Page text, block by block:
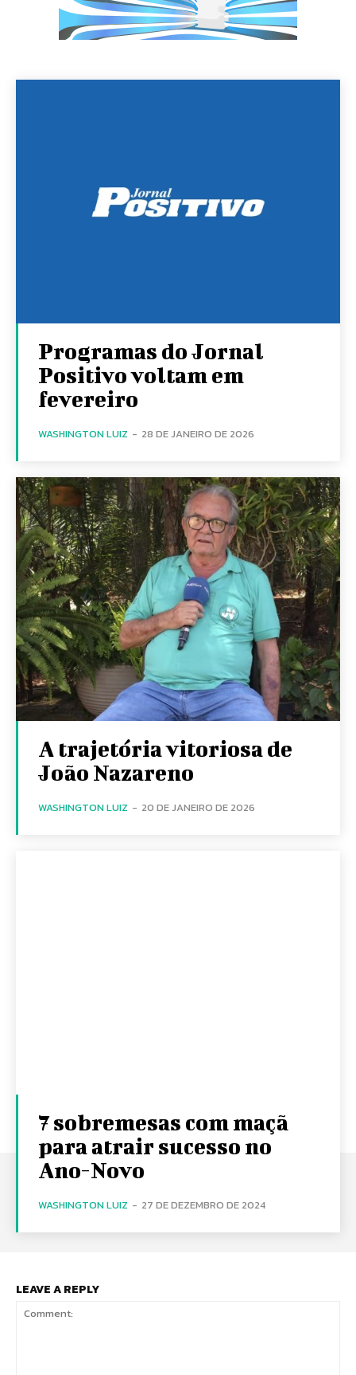
Programas do Jornal
Positivo voltam em
fevereiro
WASHINGTON LUIZ - 28 DE JANEIRO DE 2026
A trajetória vitoriosa de
João Nazareno
WASHINGTON LUIZ - 20 DE JANEIRO DE 2026
7 sobremesas com maçã
para atrair sucesso no
Ano-Novo
WASHINGTON LUIZ - 27 DE DEZEMBRO DE 2024
LEAVE A REPLY